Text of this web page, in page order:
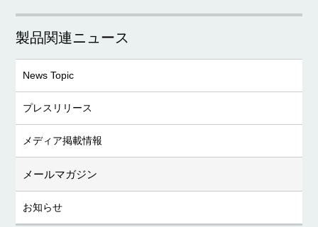
製品関連ニュース
News Topic
プレスリリース
メディア掲載情報
メールマガジン
お知らせ